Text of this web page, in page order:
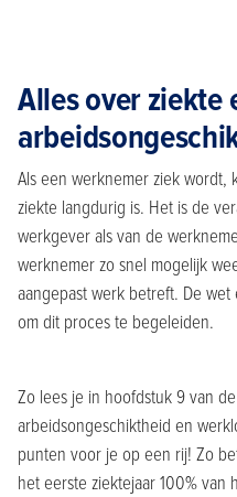
Alles over ziekte
Als een werknemer ziek wordt,
ziekte langdurig is. Het is de
werkgever als van de
werknemer zo snel mogelijk
aangepast werk betreft. De
om dit proces te begeleiden.
Zo lees je in hoofdstuk 9 van
arbeidsongeschiktheid en
punten voor je op een rij! Zo
het eerste ziektejaar 100%